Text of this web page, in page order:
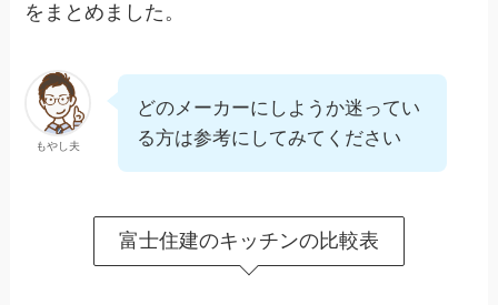
をまとめました。
もやし夫
どのメーカーにしようか迷ってい
る方は参考にしてみてください
富士住建のキッチンの比較表